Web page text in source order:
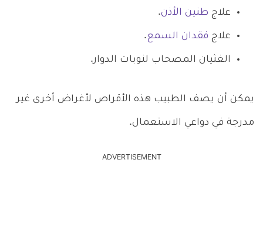
علاج طنين الأذن.
علاج فقدان السمع.
الغثيان المصحاب لنوبات الدوار.
يمكن أن يصف الطبيب هذه الأقراص لأغراض أخرى غير
مدرجة في دواعي الاستعمال.
ADVERTISEMENT